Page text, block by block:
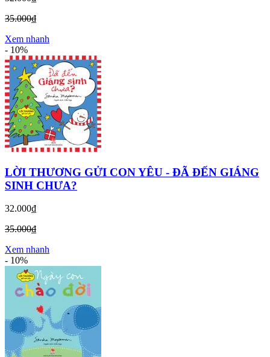
35.000₫
Xem nhanh
- 10%
LỜI THƯƠNG GỬI CON YÊU - ĐÃ ĐẾN GIÁNG
SINH CHƯA?
32.000₫
35.000₫
Xem nhanh
- 10%